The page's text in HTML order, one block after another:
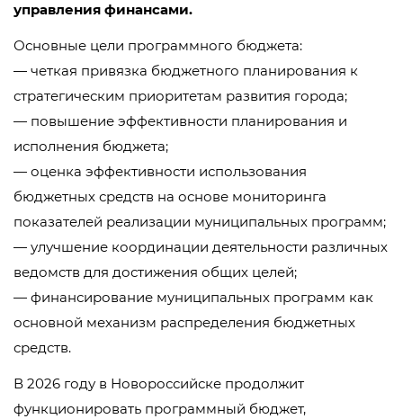
управления финансами.
Основные цели программного бюджета:
— четкая привязка бюджетного планирования к
стратегическим приоритетам развития города;
— повышение эффективности планирования и
исполнения бюджета;
— оценка эффективности использования
бюджетных средств на основе мониторинга
показателей реализации муниципальных программ;
— улучшение координации деятельности различных
ведомств для достижения общих целей;
— финансирование муниципальных программ как
основной механизм распределения бюджетных
средств.
В 2026 году в Новороссийске продолжит
функционировать программный бюджет,